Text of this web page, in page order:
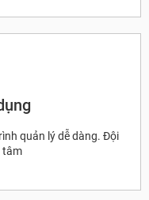
quản lý dễ dàng. Đội
tâm